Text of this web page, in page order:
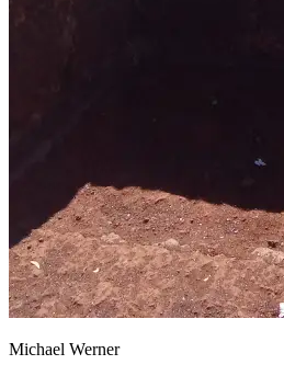
Michael Werner